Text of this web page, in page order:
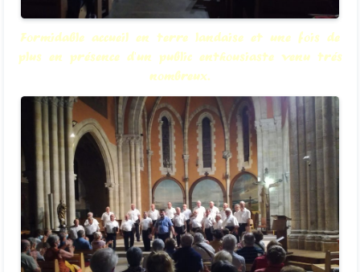
Formidable accueil en terre landaise et une fois de
plus en présence d'un public enthousiaste venu trés
nombreux.